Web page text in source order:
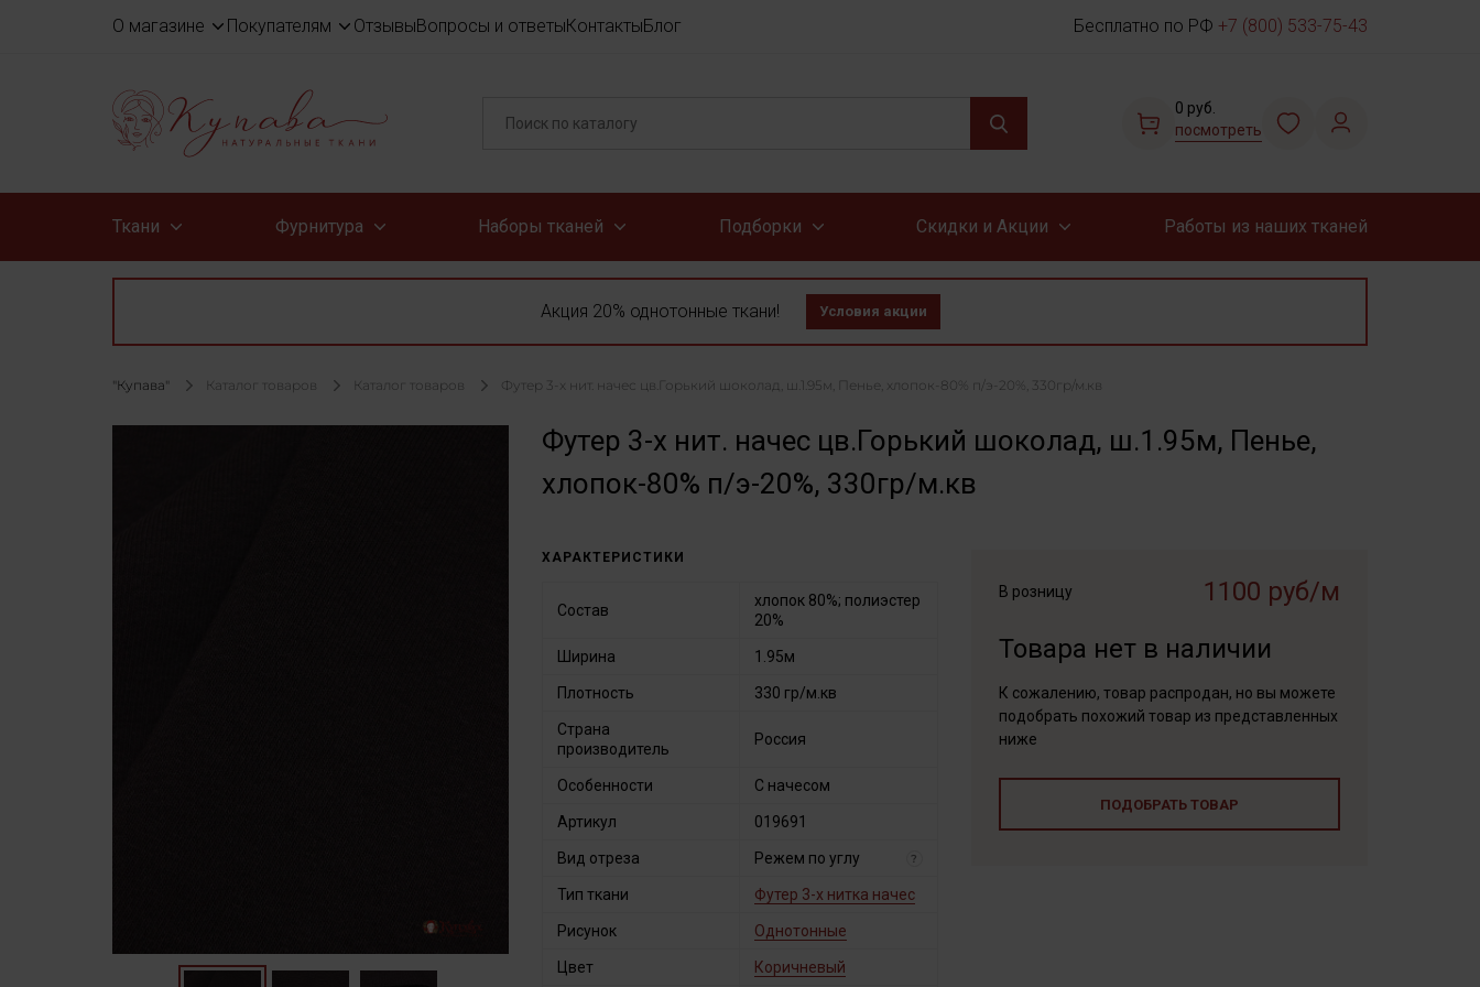
О магазине Покупателям ОтзывыВопросы и ответыКонтактыБлог Бесплатно по РФ +7 (800) 533-75-43
0 руб.
посмотреть
Ткани Фурнитура Наборы тканей Подборки Скидки и Акции Работы из наших тканей
Акция 20% однотонные ткани! Условия акции
"Купава" Каталог товаров Каталог товаров Футер 3-х нит. начес цв.Горький шоколад, ш.1.95м, Пенье, хлопок-80% п/э-20%, 330гр/м.кв
Футер 3-х нит. начес цв.Горький шоколад, ш.1.95м, Пенье,
хлопок-80% п/э-20%, 330гр/м.кв
В розницу
1100 руб/м
Товара нет в наличии
К сожалению, товар распродан, но вы можете
подобрать похожий товар из представленных
ниже
ПОДОБРАТЬ ТОВАР
ХАРАКТЕРИСТИКИ
Состав
хлопок 80%; полиэстер
20%
Ширина 1.95м
Плотность 330 гр/м.кв
Страна
производитель
Россия
Особенности С начесом
Артикул 019691
Вид отреза Режем по углу ?
Тип ткани Футер 3-х нитка начес
Рисунок Однотонные
Цвет Коричневый